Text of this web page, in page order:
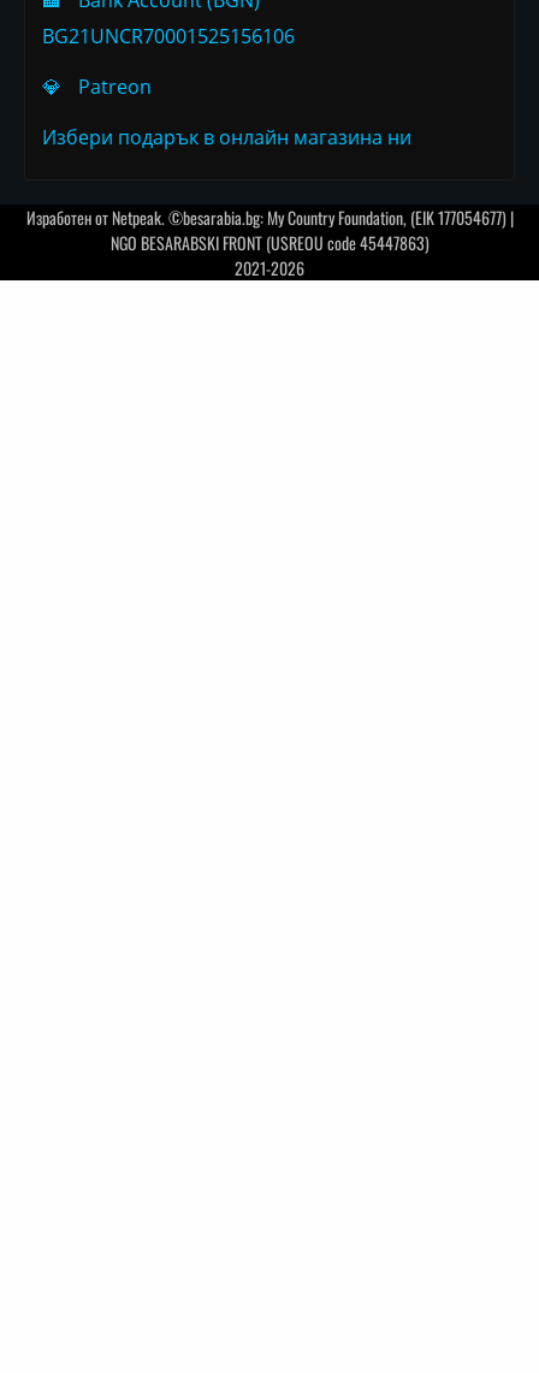
BG21UNCR70001525156106
💎
Patreon
Избери подарък в онлайн магазина ни
Изработен отNetpeak. ©besarabia.bg: My Country Foundation, (EIK 177054677) |
NGO BESARABSKI FRONT (USREOU code 45447863)
2021-2026